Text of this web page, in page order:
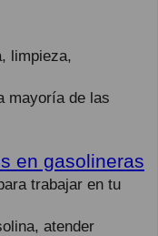
limpieza,
mayoría de las
en gasolineras
trabajar en tu
atender